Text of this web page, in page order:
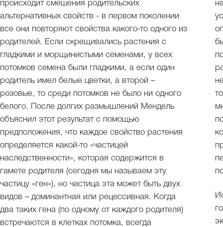
происходит смешения родительских
альтернативных свойств - в первом поколении
все они повторяют свойства какого-то одного из
родителей. Если скрещивались растения с
гладкими и морщинистыми семенами, у всех
потомков семена были гладкими, а если один
родитель имел белые цветки, а второй –
розовые, то среди потомков не было ни одного
белого. После долгих размышлений Мендель
объяснил этот результат с помощью
предположения, что каждое свойство растения
определяется какой-то «частицей
наследственности», которая содержится в
гамете родителя (сегодня мы называем эту
частицу «ген»), но частица эта может быть двух
видов – доминантная или рецессивная. Когда
два таких гена (по одному от каждого родителя)
встречаются в клетках потомка, всегда